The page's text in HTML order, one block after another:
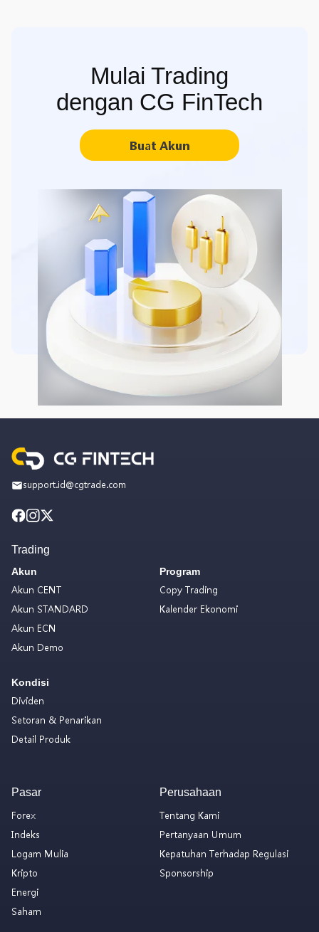
Mulai Trading
dengan CG FinTech
Buat Akun
support.id@cgtrade.com
Trading
Akun
Akun CENT
Akun STANDARD
Akun ECN
Akun Demo
Kondisi
Dividen
Setoran & Penarikan
Detail Produk
Program
Copy Trading
Kalender Ekonomi
Pasar
Forex
Indeks
Logam Mulia
Kripto
Energi
Saham
Perusahaan
Tentang Kami
Pertanyaan Umum
Kepatuhan Terhadap Regulasi
Sponsorship